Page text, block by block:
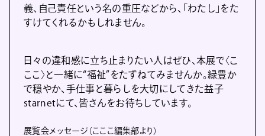
義、自己責任という名の重圧などから、「わたし」をた
すけてくれるかもしれません。
日々の違和感に立ち止まりたい人はぜひ、本展で〈こ
ここ〉と一緒に“福祉”をたずねてみませんか。緑豊か
で穏やか、手仕事と暮らしを大切にしてきた益子
starnetにて、皆さんをお待ちしています。
展覧会メッセージ（こここ編集部より）